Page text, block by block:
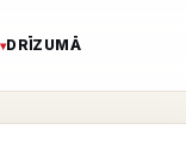
DRĪZUMĀ